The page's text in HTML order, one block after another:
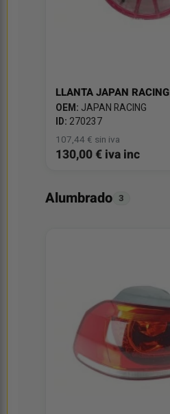
LLANTA JAPAN RACING
OEM: JAPAN RACING
ID: 270237
107,44 € sin iva
130,00 € iva inc
Alumbrado 3